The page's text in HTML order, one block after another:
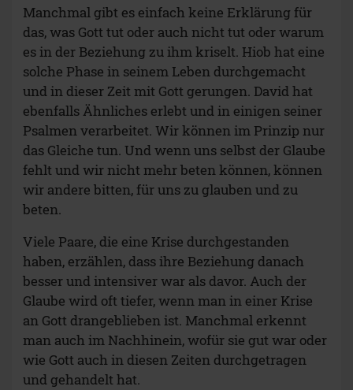
Manchmal gibt es einfach keine Erklärung für
das, was Gott tut oder auch nicht tut oder warum
es in der Beziehung zu ihm kriselt. Hiob hat eine
solche Phase in seinem Leben durchgemacht
und in dieser Zeit mit Gott gerungen. David hat
ebenfalls Ähnliches erlebt und in einigen seiner
Psalmen verarbeitet. Wir können im Prinzip nur
das Gleiche tun. Und wenn uns selbst der Glaube
fehlt und wir nicht mehr beten können, können
wir andere bitten, für uns zu glauben und zu
beten.
Viele Paare, die eine Krise durchgestanden
haben, erzählen, dass ihre Beziehung danach
besser und intensiver war als davor. Auch der
Glaube wird oft tiefer, wenn man in einer Krise
an Gott drangeblieben ist. Manchmal erkennt
man auch im Nachhinein, wofür sie gut war oder
wie Gott auch in diesen Zeiten durchgetragen
und gehandelt hat.